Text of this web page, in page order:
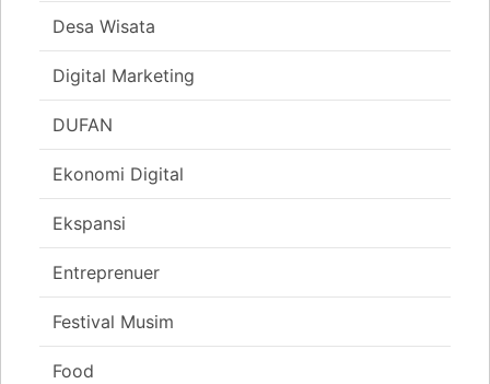
Desa Wisata
Digital Marketing
DUFAN
Ekonomi Digital
Ekspansi
Entreprenuer
Festival Musim
Food